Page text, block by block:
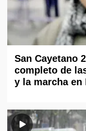
San Cayetano
completo de
y la marcha en